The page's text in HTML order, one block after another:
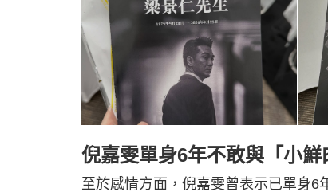
倪嘉雯單身6年不敢與「小鮮
至於感情方面，倪嘉雯曾表示已單身